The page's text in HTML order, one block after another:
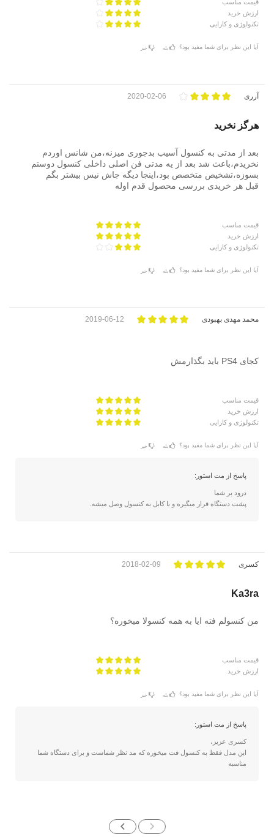
قیمت مناسب
ارزش خرید
تکنولوژی و کارایی
آیا این نظر برای شما مفید بود؟ بله خیر
آرری 2020-02-06
هرگز نخرید
بعد از مدتی به کنسول آسیب بدجوری میزنه،من شانس اوردم
نخریدم،باعث شد بعد از یه مدتی فن اصلی داخلی کنسول دوستم
بسوزه،تشخیص متخصص بود،اینجا دیگه جاش نیس بیشتر بگم
قبل هر خریدی بررسی محصول قدم اوله
قیمت مناسب
ارزش خرید
تکنولوژی و کارایی
آیا این نظر برای شما مفید بود؟ بله خیر
محمد مهدی بهبودی 2019-06-12
کجای PS4 باید بگذارمش
قیمت مناسب
ارزش خرید
تکنولوژی و کارایی
آیا این نظر برای شما مفید بود؟ بله خیر
پاسخ از مت استور:
درود بر شما
پشت دستگاه قرار میگیره و با کابل به کنسول وصل میشه.
کسری 2018-02-09
Ka3ra
من کنسولم فته ایا به همه کنسولا میخوره؟
قیمت مناسب
ارزش خرید
آیا این نظر برای شما مفید بود؟ بله خیر
پاسخ از مت استور:
کسری عزیز،
این مدل فقط به کنسول فت میخوره که مد نظر شماست و برای دستگاه شما
مناسبه